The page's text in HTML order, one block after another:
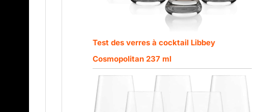
Test des verres à cocktail Libbey
Cosmopolitan 237 ml